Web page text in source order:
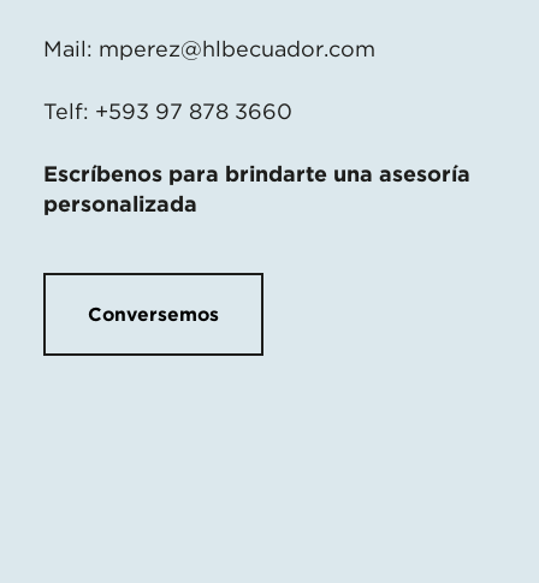
Mail: mperez@hlbecuador.com
Telf: +593 97 878 3660
Escríbenos para brindarte una asesoría
personalizada
Conversemos